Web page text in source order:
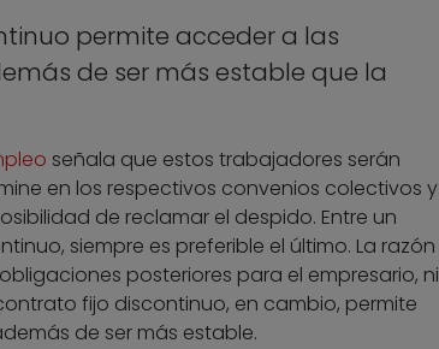
permite acceder a las
de ser más estable que la
señala que estos trabajadores serán
en los respectivos convenios colectivos y
de reclamar el despido. Entre un
siempre es preferible el último. La razón
posteriores para el empresario, ni
fijo discontinuo, en cambio, permite
de ser más estable.